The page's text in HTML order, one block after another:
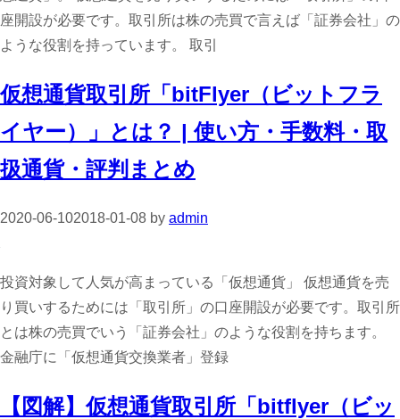
座開設が必要です。取引所は株の売買で言えば「証券会社」の
ような役割を持っています。 取引
仮想通貨取引所「bitFlyer（ビットフラ
イヤー）」とは？ | 使い方・手数料・取
扱通貨・評判まとめ
2020-06-102018-01-08 by admin
投資対象して人気が高まっている「仮想通貨」 仮想通貨を売
り買いするためには「取引所」の口座開設が必要です。取引所
とは株の売買でいう「証券会社」のような役割を持ちます。
金融庁に「仮想通貨交換業者」登録
【図解】仮想通貨取引所「bitflyer（ビッ